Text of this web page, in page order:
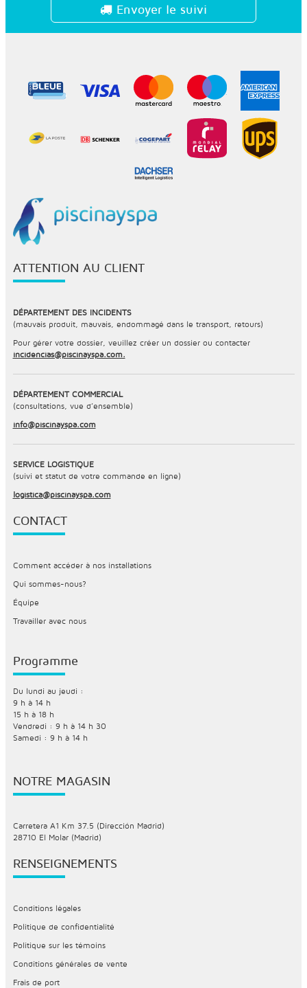
Envoyer le suivi
ATTENTION AU CLIENT
DÉPARTEMENT DES INCIDENTS
(mauvais produit, mauvais, endommagé dans le transport, retours)
Pour gérer votre dossier, veuillez créer un dossier ou contacter
incidencias@piscinayspa.com.
DÉPARTEMENT COMMERCIAL
(consultations, vue d’ensemble)
info@piscinayspa.com
SERVICE LOGISTIQUE
(suivi et statut de votre commande en ligne)
logistica@piscinayspa.com
CONTACT
Comment accéder à nos installations
Qui sommes-nous?
Équipe
Travailler avec nous
Programme
Du lundi au jeudi :
9 h à 14 h
15 h à 18 h
Vendredi : 9 h à 14 h 30
Samedi : 9 h à 14 h
NOTRE MAGASIN
Carretera A1 Km 37.5 (Dirección Madrid)
28710 El Molar (Madrid)
RENSEIGNEMENTS
Conditions légales
Politique de confidentialité
Politique sur les témoins
Conditions générales de vente
Frais de port